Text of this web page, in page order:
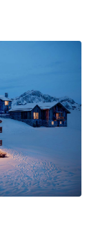
une saison
développement